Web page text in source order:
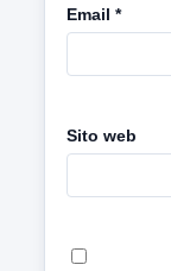
Email *
Sito web